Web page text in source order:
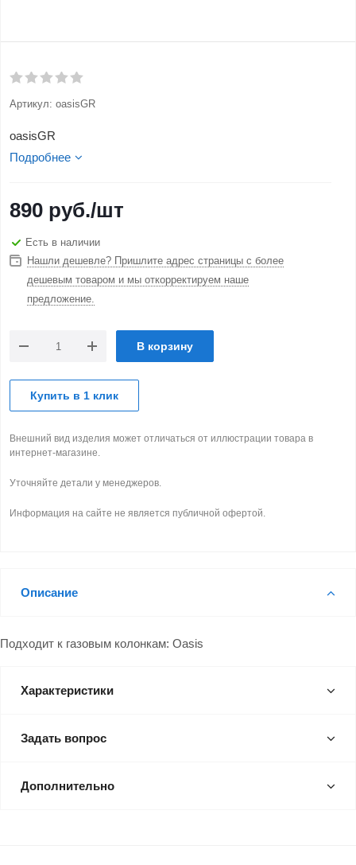
Артикул: oasisGR
oasisGR
Подробнее
890 руб./шт
Есть в наличии
Нашли дешевле? Пришлите адрес страницы с более
дешевым товаром и мы откорректируем наше
предложение.
В корзину
Купить в 1 клик
Внешний вид изделия может отличаться от иллюстрации товара в
интернет-магазине.
Уточняйте детали у менеджеров.
Информация на сайте не является публичной офертой.
Описание
Подходит к газовым колонкам: Oasis
Характеристики
Задать вопрос
Дополнительно